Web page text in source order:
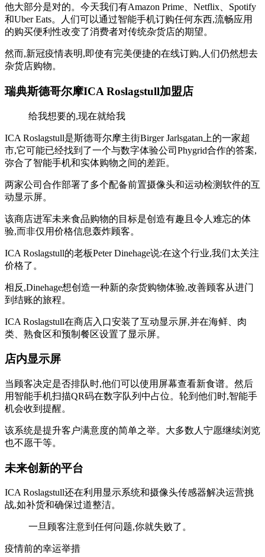
他大部分是对的。今天我们有Amazon Prime、Netflix、Spotify
和Uber Eats。人们可以通过智能手机订购任何东西,流畅应用
的购买便利性改变了消费者对传统杂货店的期望。
然而,新冠疫情表明,即使有完美便捷的在线订购,人们仍然想去
杂货店购物。
瑞典斯德哥尔摩ICA Roslagstull加盟店
给我想要的,现在就给我
ICA Roslagstull是斯德哥尔摩主街Birger Jarlsgatan上的一家超
市,它可能已经找到了一个与数字体验公司Phygrid合作的答案,
弥合了智能手机和实体购物之间的差距。
两家公司合作部署了多个配备前置摄像头和运动检测软件的互
动显示屏。
该商店进军未来食品购物的目标是创造有趣且令人难忘的体
验,而非仅用价格信息轰炸顾客。
ICA Roslagstull的老板Peter Dinehage说:在这个行业,我们太关注
价格了。
相反,Dinehage想创造一种新的杂货购物体验,改善顾客从进门
到结账的旅程。
ICA Roslagstull在商店入口安装了互动显示屏,并在海鲜、肉
类、熟食区和预制餐区设置了显示屏。
店内显示屏
当顾客决定是否排队时,他们可以使用屏幕查看新食谱。然后
用智能手机扫描QR码在数字队列中占位。轮到他们时,智能手
机会收到提醒。
该系统是提升客户满意度的简单之举。大多数人宁愿继续浏览
也不愿干等。
未来创新的平台
ICA Roslagstull还在利用显示系统和摄像头传感器解决运营挑
战,如补货和确保过道整洁。
一旦顾客注意到任何问题,你就失败了。
疫情前的幸运举措